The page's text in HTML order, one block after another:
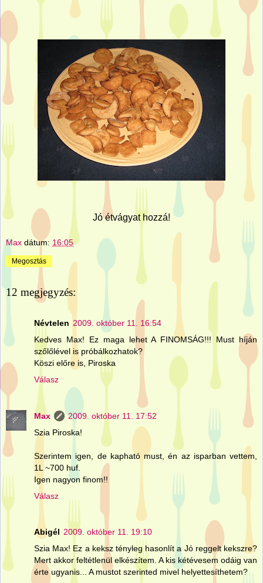
Jó étvágyat hozzá!
Max dátum: 16:05
Megosztás
12 megjegyzés:
Névtelen 2009. október 11. 16:54
Kedves Max! Ez maga lehet A FINOMSÁG!!! Must híján
szőlőlével is próbálkozhatok?
Köszi előre is, Piroska
Válasz
Max
2009. október 11. 17:52
Szia Piroska!
Szerintem igen, de kapható must, én az isparban vettem,
1L ~700 huf.
Igen nagyon finom!!
Válasz
Abigél 2009. október 11. 19:10
Szia Max! Ez a keksz tényleg hasonlít a Jó reggelt kekszre?
Mert akkor feltétlenül elkészítem. A kis kétévesem odáig van
érte ugyanis... A mustot szerinted mivel helyettesíthetem?